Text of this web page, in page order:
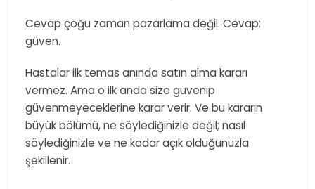
Cevap çoğu zaman pazarlama değil. Cevap:
güven.
Hastalar ilk temas anında satın alma kararı
vermez. Ama o ilk anda size güvenip
güvenmeyeceklerine karar verir. Ve bu kararın
büyük bölümü, ne söylediğinizle değil; nasıl
söylediğinizle ve ne kadar açık olduğunuzla
şekillenir.